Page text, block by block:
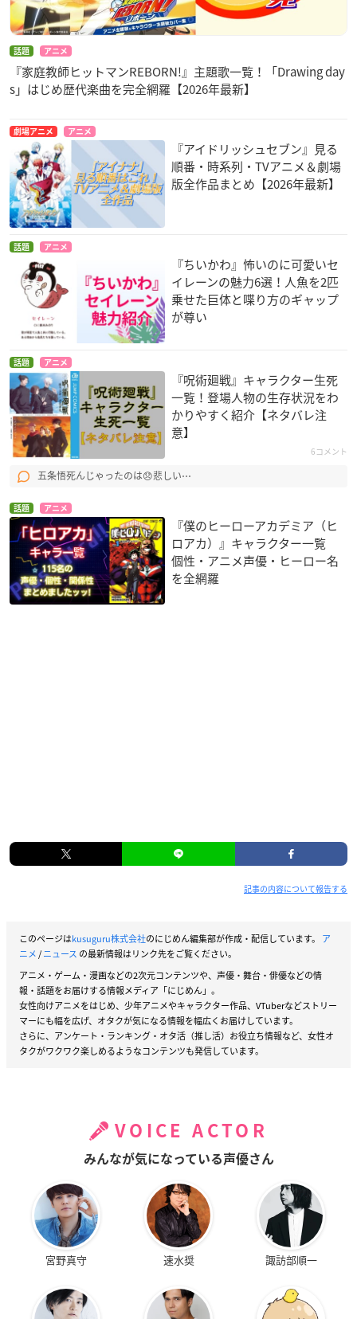
話題 アニメ
『家庭教師ヒットマンREBORN!』主題歌一覧！「Drawing day
s」はじめ歴代楽曲を完全網羅【2026年最新】
劇場アニメ アニメ
『アイドリッシュセブン』見る
順番・時系列・TVアニメ＆劇場
版全作品まとめ【2026年最新】
話題 アニメ
『ちいかわ』怖いのに可愛いセ
イレーンの魅力6選！人魚を2匹
乗せた巨体と喋り方のギャップ
が尊い
話題 アニメ
『呪術廻戦』キャラクター生死
一覧！登場人物の生存状況をわ
かりやすく紹介【ネタバレ注
意】
6コメント
五条悟死んじゃったのは😞悲しい⋯
話題 アニメ
『僕のヒーローアカデミア（ヒ
ロアカ）』キャラクター一覧
個性・アニメ声優・ヒーロー名
を全網羅
記事の内容について報告する
このページはkusuguru株式会社のにじめん編集部が作成・配信しています。 ア
ニメ/ニュース の最新情報はリンク先をご覧ください。
アニメ・ゲーム・漫画などの2次元コンテンツや、声優・舞台・俳優などの情
報・話題をお届けする情報メディア「にじめん」。
女性向けアニメをはじめ、少年アニメやキャラクター作品、VTuberなどストリー
マーにも幅を広げ、オタクが気になる情報を幅広くお届けしています。
さらに、アンケート・ランキング・オタ活（推し活）お役立ち情報など、女性オ
タクがワクワク楽しめるようなコンテンツも発信しています。
VOICE ACTOR
みんなが気になっている声優さん
宮野真守 速水奨 諏訪部順一